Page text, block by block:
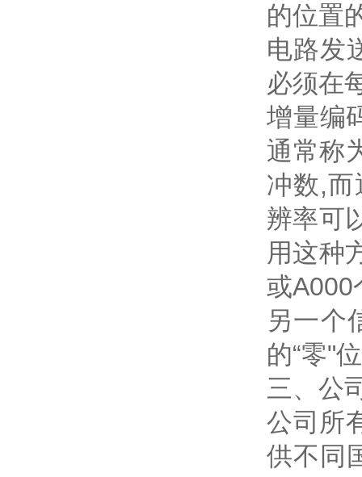
的位置
电路发
必须在
增量编
通常称
冲数,而
辨率可
用这种
或A000
另一个
的“零"
三、公
公司所
供不同